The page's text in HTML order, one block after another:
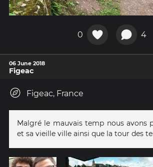
0 4
06 June 2018
Figeac
Figeac, France
Malgré le mauvais temp nous avons
et sa vieille ville ainsi que la tour des